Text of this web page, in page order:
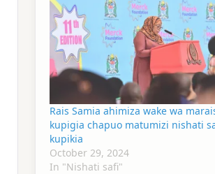
Rais Samia ahimiza wake wa
kupigia chapuo matumizi nishati
kupikia
October 29, 2024
In "Nishati safi"